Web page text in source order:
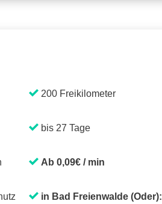
200 Freikilometer
bis 27 Tage
Ab 0,09€ / min
in Bad Freienwalde (Oder):